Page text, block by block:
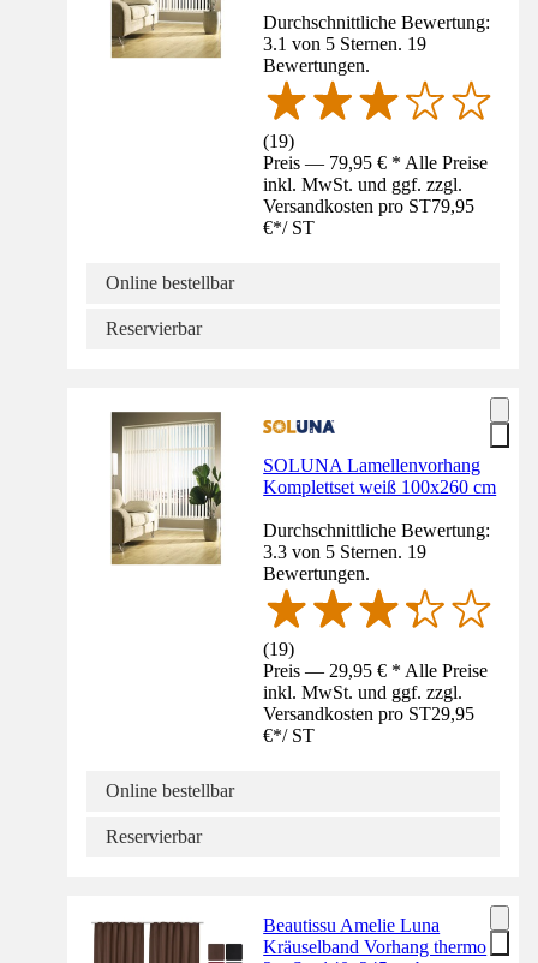
Durchschnittliche Bewertung:
3.1 von 5 Sternen. 19
Bewertungen.
(19)
Preis — 79,95 € * Alle Preise
inkl. MwSt. und ggf. zzgl.
Versandkosten pro ST79,95
€*/ ST
Online bestellbar
Reservierbar
SOLUNA Lamellenvorhang
Komplettset weiß 100x260 cm
Durchschnittliche Bewertung:
3.3 von 5 Sternen. 19
Bewertungen.
(19)
Preis — 29,95 € * Alle Preise
inkl. MwSt. und ggf. zzgl.
Versandkosten pro ST29,95
€*/ ST
Online bestellbar
Reservierbar
Beautissu Amelie Luna
Kräuselband Vorhang thermo